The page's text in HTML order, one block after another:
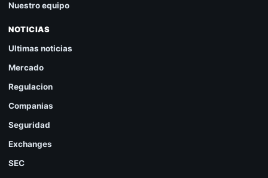
Nuestro equipo
NOTICIAS
Ultimas noticias
Mercado
Regulacion
Companias
Seguridad
Exchanges
SEC